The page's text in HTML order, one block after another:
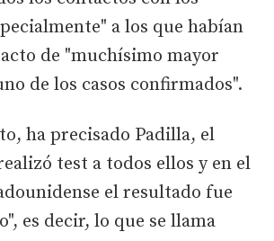
a los que habían
de "muchísimo mayor
de los casos confirmados".
ha precisado Padilla, el
test a todos ellos y en el
el resultado fue
es decir, lo que se llama